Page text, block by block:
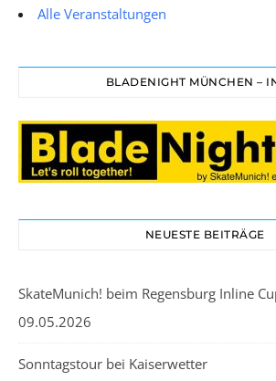
Alle Veranstaltungen
BLADENIGHT MÜNCHEN –
NEUESTE BEITRÄGE
SkateMunich! beim Regensburg Inline
09.05.2026
Sonntagstour bei Kaiserwetter